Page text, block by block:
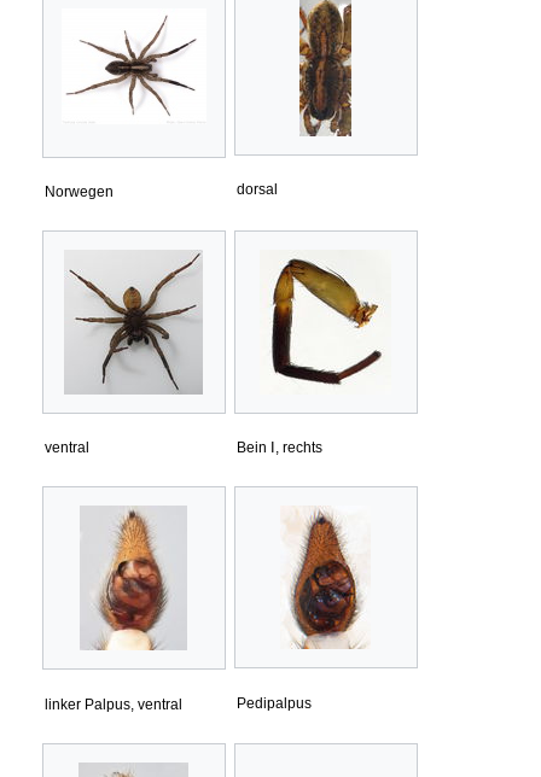
Norwegen dorsal
ventral Bein Ⅰ, rechts
linker Palpus, ventral Pedipalpus